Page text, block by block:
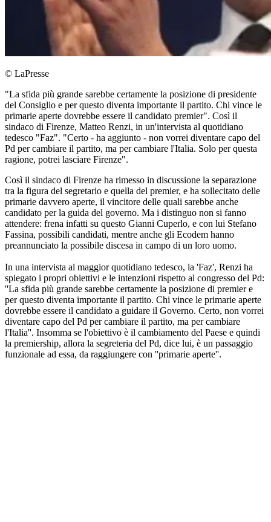
© LaPresse
"La sfida più grande sarebbe certamente la posizione di presidente
del Consiglio e per questo diventa importante il partito. Chi vince le
primarie aperte dovrebbe essere il candidato premier". Così il
sindaco di Firenze, Matteo Renzi, in un'intervista al quotidiano
tedesco "Faz". "Certo - ha aggiunto - non vorrei diventare capo del
Pd per cambiare il partito, ma per cambiare l'Italia. Solo per questa
ragione, potrei lasciare Firenze".
Così il sindaco di Firenze ha rimesso in discussione la separazione
tra la figura del segretario e quella del premier, e ha sollecitato delle
primarie davvero aperte, il vincitore delle quali sarebbe anche
candidato per la guida del governo. Ma i distinguo non si fanno
attendere: frena infatti su questo Gianni Cuperlo, e con lui Stefano
Fassina, possibili candidati, mentre anche gli Ecodem hanno
preannunciato la possibile discesa in campo di un loro uomo.
In una intervista al maggior quotidiano tedesco, la 'Faz', Renzi ha
spiegato i propri obiettivi e le intenzioni rispetto al congresso del Pd:
''La sfida più grande sarebbe certamente la posizione di premier e
per questo diventa importante il partito. Chi vince le primarie aperte
dovrebbe essere il candidato a guidare il Governo. Certo, non vorrei
diventare capo del Pd per cambiare il partito, ma per cambiare
l'Italia''. Insomma se l'obiettivo è il cambiamento del Paese e quindi
la premiership, allora la segreteria del Pd, dice lui, è un passaggio
funzionale ad essa, da raggiungere con ''primarie aperte''.